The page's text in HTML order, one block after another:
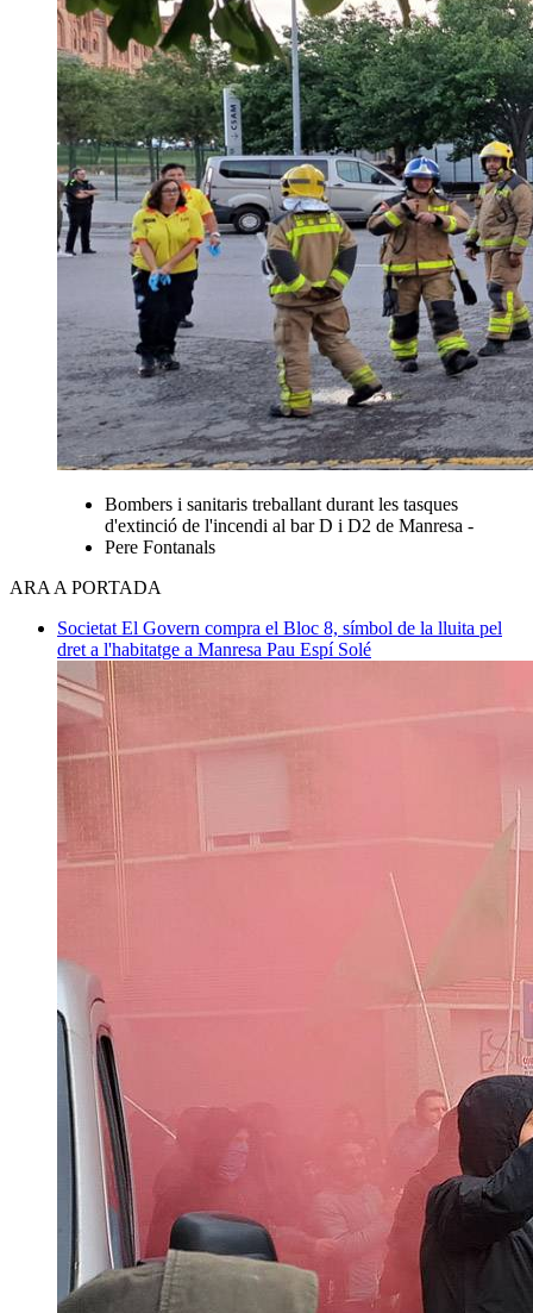
Bombers i sanitaris treballant durant les tasques
d'extinció de l'incendi al bar D i D2 de Manresa -
Pere Fontanals
ARA A PORTADA
Societat El Govern compra el Bloc 8, símbol de la lluita pel
dret a l'habitatge a Manresa Pau Espí Solé